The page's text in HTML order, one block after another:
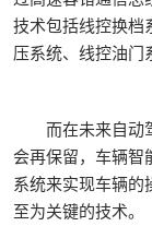
技术包括线控换档
压系统、线控油门
而在未来自动驾
会再保留，车辆智
系统来实现车辆的
至为关键的技术。